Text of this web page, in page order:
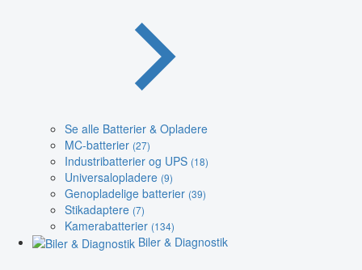
Se alle Batterier & Opladere
MC-batterier (27)
Industribatterier og UPS (18)
Universalopladere (9)
Genopladelige batterier (39)
Stikadaptere (7)
Kamerabatterier (134)
Biler & Diagnostik